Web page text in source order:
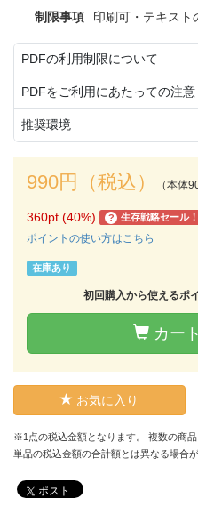
制限事項
印刷可・テキスト
PDFの利用制限について
PDFをご利用にあたっての注意
推奨環境
990円（税込） （本体
360pt (40%) ? 生存戦略セール！
ポイントの使い方はこちら
在庫あり
初回購入から使えるポ
カー
お気に入り
※1点の税込金額となります。 複数の商
単品の税込金額の合計額とは異なる場合
ポスト